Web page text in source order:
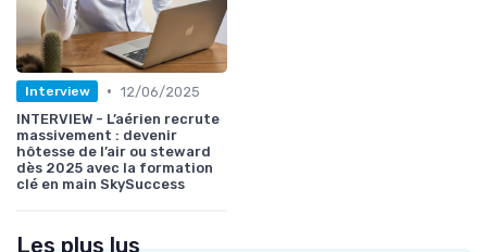
Interview • 12/06/2025
INTERVIEW - L’aérien recrute
massivement : devenir
hôtesse de l’air ou steward
dès 2025 avec la formation
clé en main SkySuccess
Les plus lus